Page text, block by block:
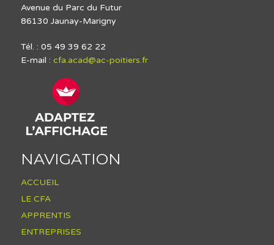
Avenue du Parc du Futur
86130 Jaunay-Marigny
Tél. : 05 49 39 62 22
E-mail : cfa.acad@ac-poitiers.fr
NAVIGATION
ACCUEIL
LE CFA
APPRENTIS
ENTREPRISES